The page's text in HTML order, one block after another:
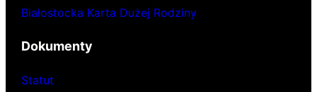
Białostocka Karta Dużej Rodziny
Dokumenty
Statut